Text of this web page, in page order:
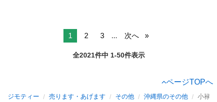
1 2 3 ... 次へ
全2021件中 1-50件表示
ページTOPへ
ジモティー 売ります・あげます その他 沖縄県のその他 小禄